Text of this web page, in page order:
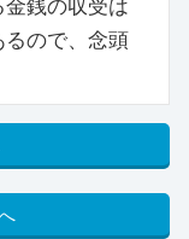
銭の収受は
ので、念頭